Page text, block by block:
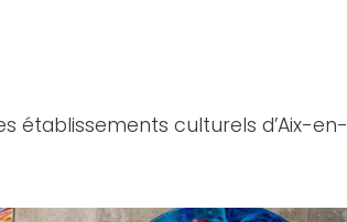
établissements culturels d’Aix-en-